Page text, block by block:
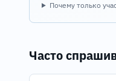
Почему только
Часто